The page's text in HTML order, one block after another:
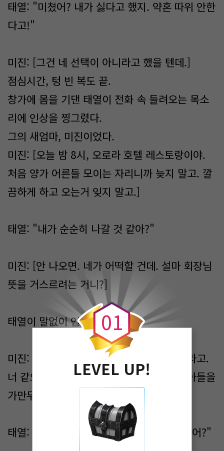
태열: "미쳤어? 내가 싫다고 했지. 약혼 따위 안한
다고!"
미진: [그건 네 선택이 아니라고 했을 텐데.]
점심시간, 텅 빈 복도 끝.
창가에 몸을 기댄 태열이 전화 속 들려오는 목소
리에 인상을 찡그렸다.
그의 새엄마, 미진이었다.
미진: [오늘 밤 8시, 오로라 호텔 레스토랑이야.
처음 양가 어른들 모이는 자리니까 늦지 말고. 깔
끔하게 하고 오는거 잊지 말고.]
태열: "내가 순순히 나갈 것 같아?"
미진: [안 나오면. 네가 어떡할 건데. 설마 회장님
뜻을 거스르려는 거니?]
태열이 말없이 인상을 찌푸렸다.
미진: [그러게 내가 늘 말했지. 행동 조심하라고.
너 같으면 스무살 넘어서 고등학교 다니는 아들을
가만두고 보겠니?]
태열: "언제부터 그렇게 나한테 관심이 많았어?"
0
0
1
LEVEL UP!